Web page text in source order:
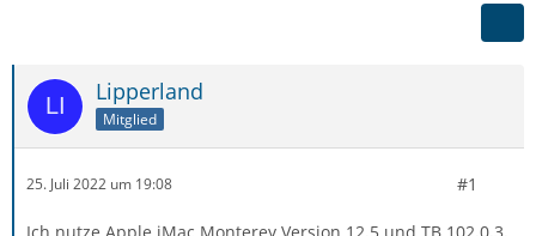
Lipperland
Mitglied
25. Juli 2022 um 19:08 #1